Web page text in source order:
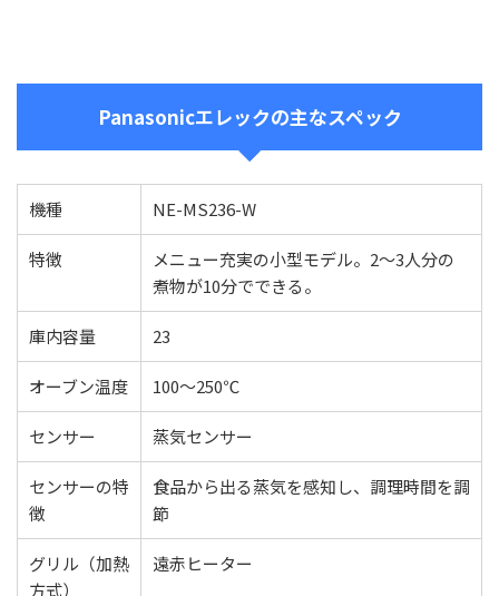
Panasonicエレックの主なスペック
機種 NE-MS236-W
特徴
メニュー充実の小型モデル。2～3人分の
煮物が10分でできる。
庫内容量 23
オーブン温度 100～250℃
センサー 蒸気センサー
センサーの特
徴
食品から出る蒸気を感知し、調理時間を調
節
グリル（加熱
方式）
遠赤ヒーター